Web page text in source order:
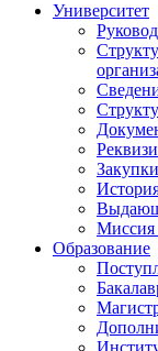
Университет
Закупки
Образование